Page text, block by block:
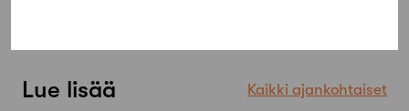
Lue lisää Kaikki ajankohtaiset